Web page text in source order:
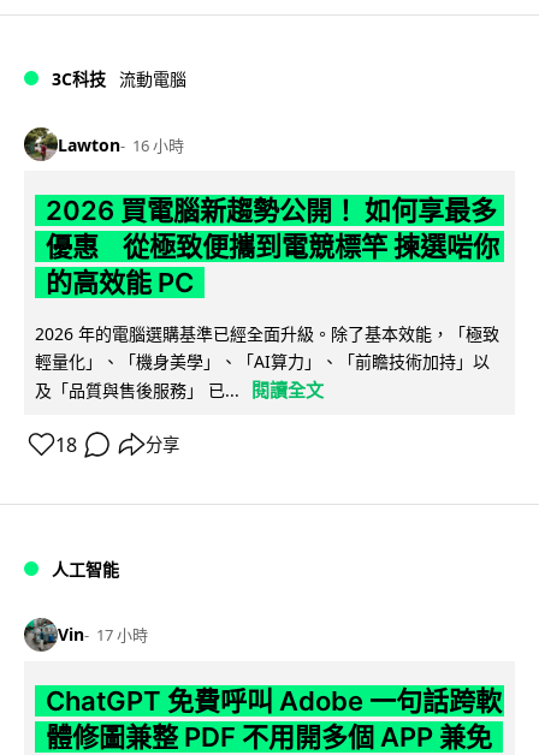
3C科技 流動電腦
Lawton 16 小時
2026 買電腦新趨勢公開！ 如何享最多
優惠 從極致便攜到電競標竿 揀選啱你
的高效能 PC
2026 年的電腦選購基準已經全面升級。除了基本效能，「極致
輕量化」、「機身美學」、「AI算力」、「前瞻技術加持」以
及「品質與售後服務」 已...
閱讀全文
18 分享
人工智能
Vin 17 小時
ChatGPT 免費呼叫 Adobe 一句話跨軟
體修圖兼整 PDF 不用開多個 APP 兼免